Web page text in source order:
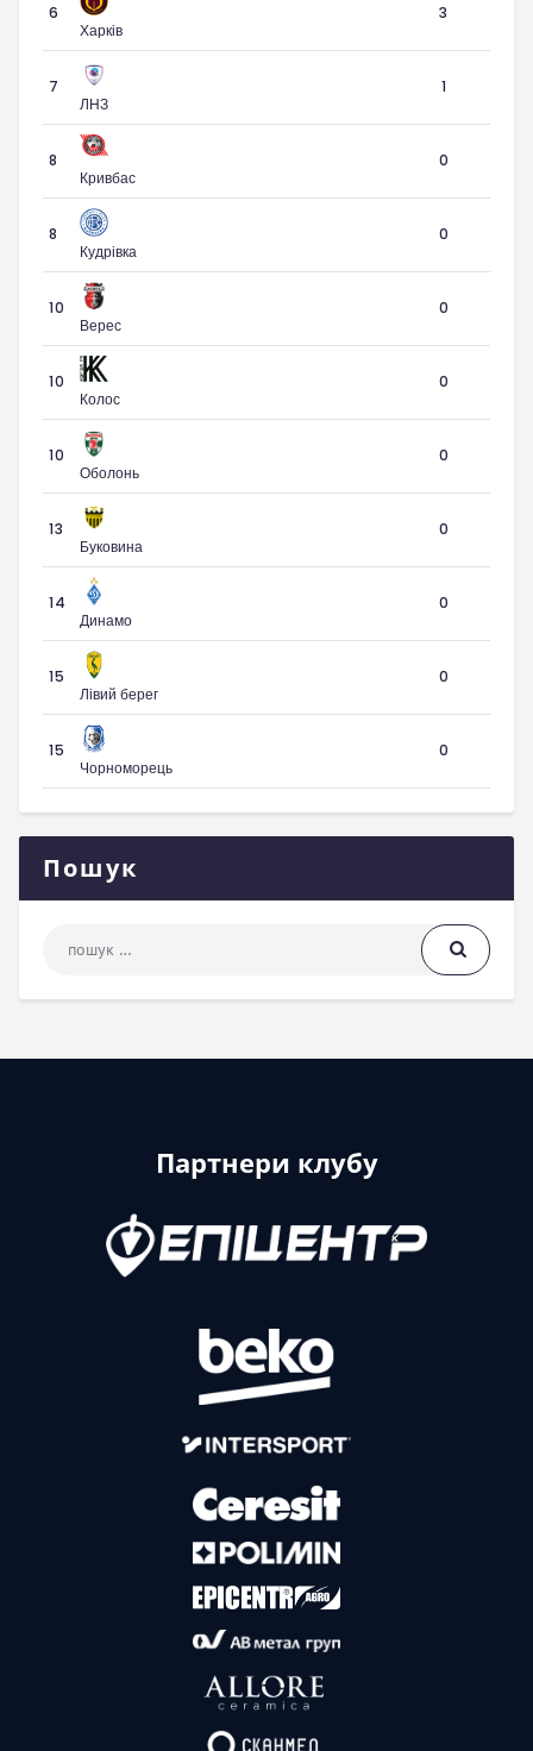
6
Харків
3
7
ЛНЗ
1
8
Кривбас
0
8
Кудрівка
0
10
Верес
0
10
Колос
0
10
Оболонь
0
13
Буковина
0
14
Динамо
0
15
Лівий берег
0
15
Чорноморець
0
Пошук